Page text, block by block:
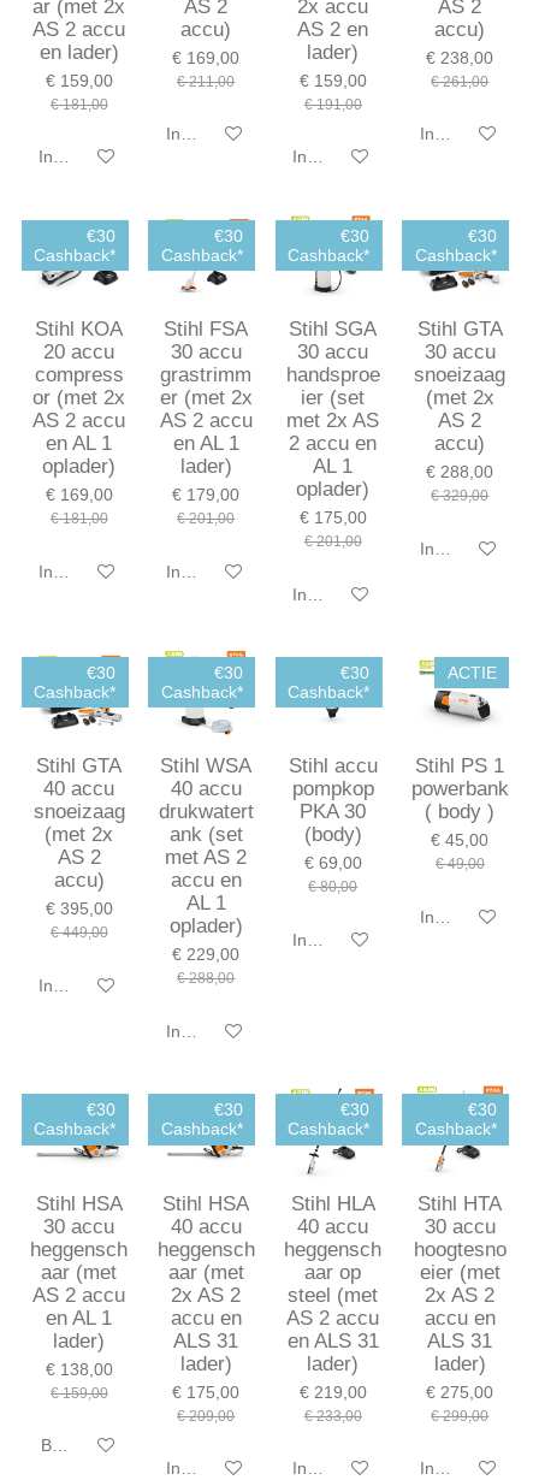
ar (met 2x
AS 2 accu
en lader)
€ 159,00
€ 181,00
In winkelwagen
AS 2
accu)
€ 169,00
€ 211,00
In winkelwagen
2x accu
AS 2 en
lader)
€ 159,00
€ 191,00
In winkelwagen
AS 2
accu)
€ 238,00
€ 261,00
In winkelwagen
€30
Cashback*
Stihl KOA
20 accu
compress
or (met 2x
AS 2 accu
en AL 1
oplader)
€ 169,00
€ 181,00
In winkelwagen
€30
Cashback*
Stihl FSA
30 accu
grastrimm
er (met 2x
AS 2 accu
en AL 1
lader)
€ 179,00
€ 201,00
In winkelwagen
€30
Cashback*
Stihl SGA
30 accu
handsproe
ier (set
met 2x AS
2 accu en
AL 1
oplader)
€ 175,00
€ 201,00
In winkelwagen
€30
Cashback*
Stihl GTA
30 accu
snoeizaag
(met 2x
AS 2
accu)
€ 288,00
€ 329,00
In winkelwagen
€30
Cashback*
Stihl GTA
40 accu
snoeizaag
(met 2x
AS 2
accu)
€ 395,00
€ 449,00
In winkelwagen
€30
Cashback*
Stihl WSA
40 accu
drukwatert
ank (set
met AS 2
accu en
AL 1
oplader)
€ 229,00
€ 288,00
In winkelwagen
€30
Cashback*
Stihl accu
pompkop
PKA 30
(body)
€ 69,00
€ 80,00
In winkelwagen
ACTIE
Stihl PS 1
powerbank
( body )
€ 45,00
€ 49,00
In winkelwagen
€30
Cashback*
Stihl HSA
30 accu
heggensch
aar (met
AS 2 accu
en AL 1
lader)
€ 138,00
€ 159,00
Bekijk details
€30
Cashback*
Stihl HSA
40 accu
heggensch
aar (met
2x AS 2
accu en
ALS 31
lader)
€ 175,00
€ 209,00
In winkelwagen
€30
Cashback*
Stihl HLA
40 accu
heggensch
aar op
steel (met
AS 2 accu
en ALS 31
lader)
€ 219,00
€ 233,00
In winkelwagen
€30
Cashback*
Stihl HTA
30 accu
hoogtesno
eier (met
2x AS 2
accu en
ALS 31
lader)
€ 275,00
€ 299,00
In winkelwagen